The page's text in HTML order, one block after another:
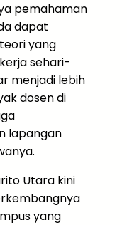
pemahaman
dapat
yang
sehari-
menjadi lebih
dosen di
lapangan
Utara kini
yang